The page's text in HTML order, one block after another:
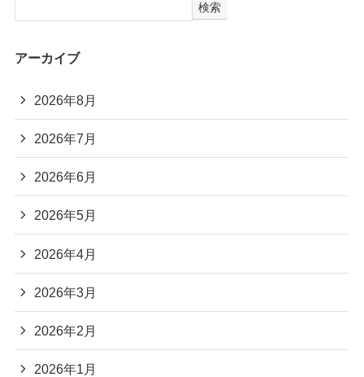
検索
アーカイブ
2026年8月
2026年7月
2026年6月
2026年5月
2026年4月
2026年3月
2026年2月
2026年1月